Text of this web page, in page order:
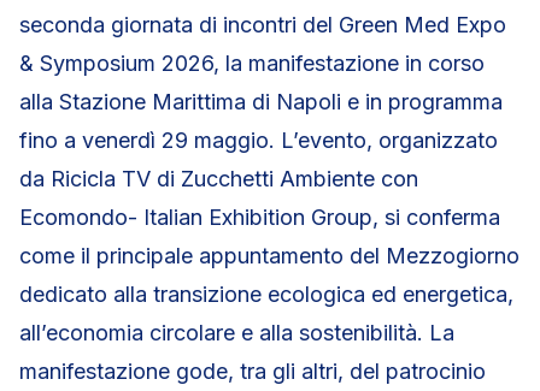
seconda giornata di incontri del Green Med Expo
& Symposium 2026, la manifestazione in corso
alla Stazione Marittima di Napoli e in programma
fino a venerdì 29 maggio. L’evento, organizzato
da Ricicla TV di Zucchetti Ambiente con
Ecomondo- Italian Exhibition Group, si conferma
come il principale appuntamento del Mezzogiorno
dedicato alla transizione ecologica ed energetica,
all’economia circolare e alla sostenibilità. La
manifestazione gode, tra gli altri, del patrocinio